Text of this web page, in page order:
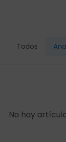
Todos
No hay